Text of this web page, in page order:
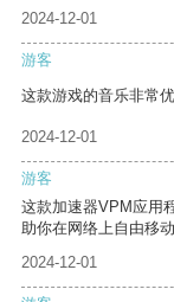
2024-12-01
游客
这款游戏的音乐非常
2024-12-01
游客
这款加速器VPM应用
助你在网络上自由移动
2024-12-01